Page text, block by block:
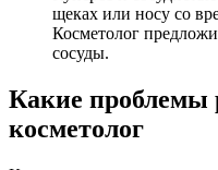
щеках или носу со
Косметолог
сосуды.
Какие проблемы
косметолог